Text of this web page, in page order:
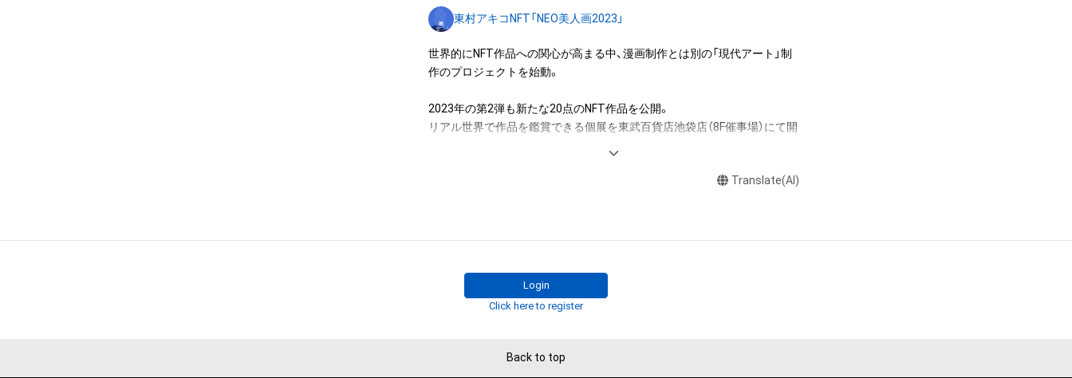
装丁寸法　天地 74.0cm × 左右 56.6cm×厚さ1.5㎝　（横長の作品は天地左
右が逆になります）
重　量 約2.5kg
証　明	東村アキコの直筆サインが作品に入ります。
用紙にプリントしています。そのためモニターでご覧になっている色と異
なって見える場合がございますので、あらかじめご了承ください。
・東村アキコのサインは手書きのためそれぞれ違いがございます。
成する
アイテムに関する注意事項
・本アイテムに関する創作物(画像および映像、音楽、商標またはロゴ等を含
用新案権、商標権、意匠権その他の知的財産権(それらの権利を取得し、又は
それらの権利につき登録等を出願する権利を含みます。)を意味します。)
は、本アイテムの著作権を有する方、著作隣接権の権利者またはその管理委
有していたとしても、本アイテムに関する創作物にかかる知的財産権を有
(改変、公開、配布、逆コンパイル、リバースエンジニアリングを含みますが、
これに限定されません。)を行うことはできません。
・本アイテムに関する創作物の利用については、公序良俗や法令に反する利
東村アキコNFT「NEO美人画2023」
世界的にNFT作品への関心が高まる中、漫画制作とは別の「現代アート」制
作のプロジェクトを始動。
2023年の第2弾も新たな20点のNFT作品を公開。
リアル世界で作品を鑑賞できる個展を東武百貨店池袋店（8F催事場）にて開
若い女の子だけではありません、私くらいの年齢の女性や、私の母くらいの
Translate(AI)
Login
Click here to register
Back to top